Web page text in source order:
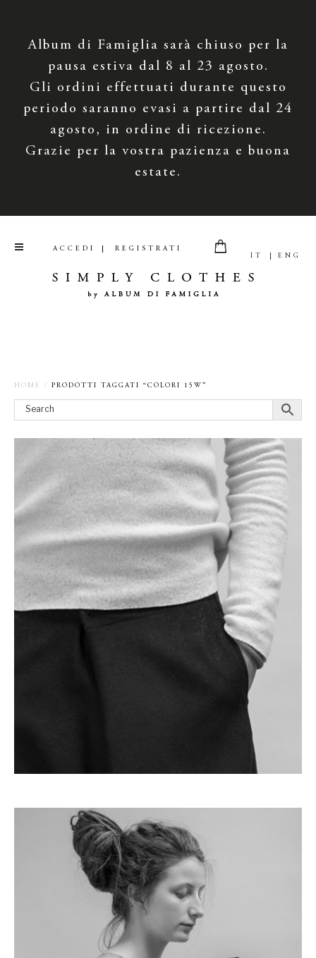
Album di Famiglia sarà chiuso per la
pausa estiva dal 8 al 23 agosto.
Gli ordini effettuati durante questo
periodo saranno evasi a partire dal 24
agosto, in ordine di ricezione.
Grazie per la vostra pazienza e buona
estate.
IT ENG
ACCEDI REGISTRATI
HOME / PRODOTTI TAGGATI “COLORI 15W”